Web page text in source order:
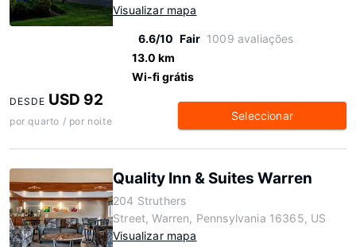
Visualizar mapa
6.6/10 Fair 1009 avaliações
13.0 km
Wi-fi grátis
DESDE USD 92
por quarto / por noite Seleccionar
Quality Inn & Suites Warren
204 Struthers
Street, Warren, Pennsylvania 16365, US
Visualizar mapa